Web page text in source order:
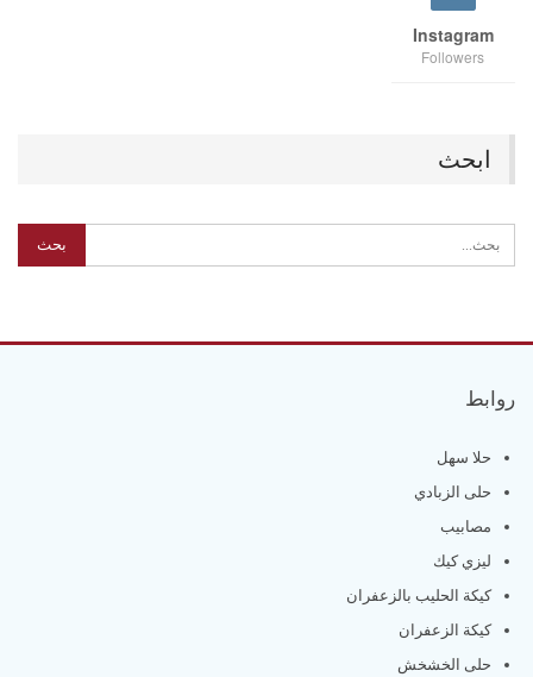
Instagram
Followers
ابحث
روابط
حلا سهل
حلى الزبادي
مصابيب
ليزي كيك
كيكة الحليب بالزعفران
كيكة الزعفران
حلى الخشخش